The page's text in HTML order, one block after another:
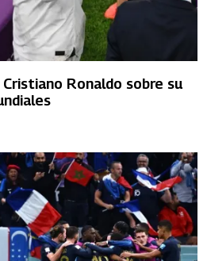
Ronaldo sobre su